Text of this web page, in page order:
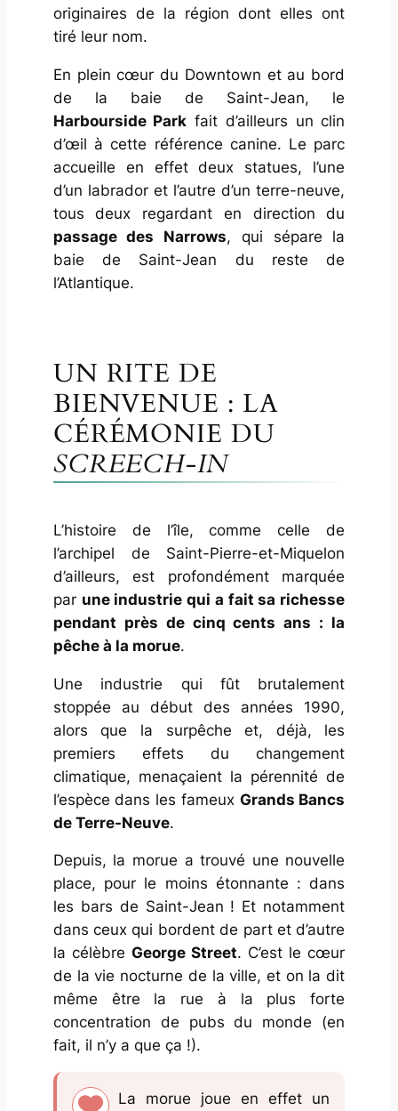
originaires de la région dont elles ont
tiré leur nom.
En plein cœur du Downtown et au bord
de la baie de Saint-Jean, le
Harbourside Park fait d’ailleurs un clin
d’œil à cette référence canine. Le parc
accueille en effet deux statues, l’une
d’un labrador et l’autre d’un terre-neuve,
tous deux regardant en direction du
passage des Narrows, qui sépare la
baie de Saint-Jean du reste de
l’Atlantique.
UN RITE DE
BIENVENUE : LA
CÉRÉMONIE DU
SCREECH-IN
L’histoire de l’île, comme celle de
l’archipel de Saint-Pierre-et-Miquelon
d’ailleurs, est profondément marquée
par une industrie qui a fait sa richesse
pendant près de cinq cents ans : la
pêche à la morue.
Une industrie qui fût brutalement
stoppée au début des années 1990,
alors que la surpêche et, déjà, les
premiers effets du changement
climatique, menaçaient la pérennité de
l’espèce dans les fameux Grands Bancs
de Terre-Neuve.
Depuis, la morue a trouvé une nouvelle
place, pour le moins étonnante : dans
les bars de Saint-Jean ! Et notamment
dans ceux qui bordent de part et d’autre
la célèbre George Street. C’est le cœur
de la vie nocturne de la ville, et on la dit
même être la rue à la plus forte
concentration de pubs du monde (en
fait, il n’y a que ça !).
La morue joue en effet un